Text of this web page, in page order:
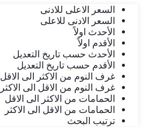
السعر الاعلى للادنى
السعر الادنى للاعلى
الأحدث اولاً
الأقدم اولاً
الأحدث حسب تاريخ التعديل
الأقدم حسب تاريخ التعديل
غرف النوم من الاكثر الى الاقل
غرف النوم من الاقل الى الاكثر
الحمامات من الاكثر الى الاقل
الحمامات من الاقل الى الاكثر
ترتيب البحث